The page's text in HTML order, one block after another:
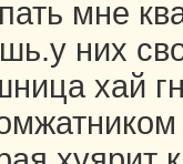
мне
них
хай